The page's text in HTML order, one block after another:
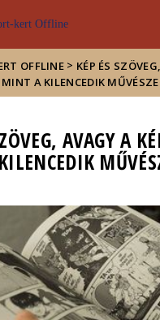
Események
ELTE a
sajtóban
kert Offline
OFFLINE > KÉP ÉS
MINT A KILENCEDIK
AVAGY A